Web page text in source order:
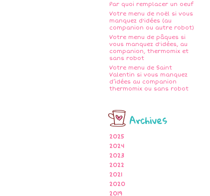
Par quoi remplacer un oeuf
Votre menu de noël si vous
manquez d'idées (au
companion ou autre robot)
Votre menu de pâques si
vous manquez d'idées, au
companion, thermomix et
sans robot
Votre menu de Saint
Valentin si vous manquez
d’idées au companion
thermomix ou sans robot
Archives
2025
2024
2023
2022
2021
2020
2019